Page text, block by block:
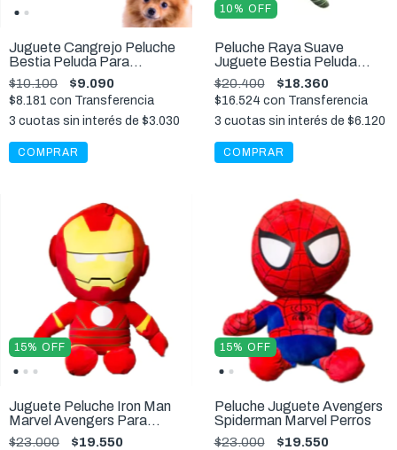
Juguete Cangrejo Peluche
Bestia Peluda Para
Mascotas 10 cm
$10.100 $9.090
$8.181 con Transferencia
3 cuotas sin interés de $3.030
COMPRAR
10% OFF
Peluche Raya Suave
Juguete Bestia Peluda
Perros 36 CM
$20.400 $18.360
$16.524 con Transferencia
3 cuotas sin interés de $6.120
COMPRAR
15% OFF
Juguete Peluche Iron Man
Marvel Avengers Para
Perros
$23.000 $19.550
15% OFF
Peluche Juguete Avengers
Spiderman Marvel Perros
$23.000 $19.550